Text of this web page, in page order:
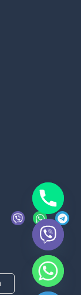
V
i
W
h
a
t
s
a
p
p
T
e
l
e
r
a
m